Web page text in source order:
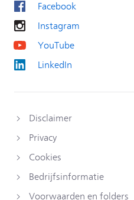
Facebook
Instagram
YouTube
LinkedIn
Disclaimer
Privacy
Cookies
Bedrijfsinformatie
Voorwaarden en folders